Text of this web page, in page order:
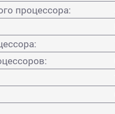
процессора: